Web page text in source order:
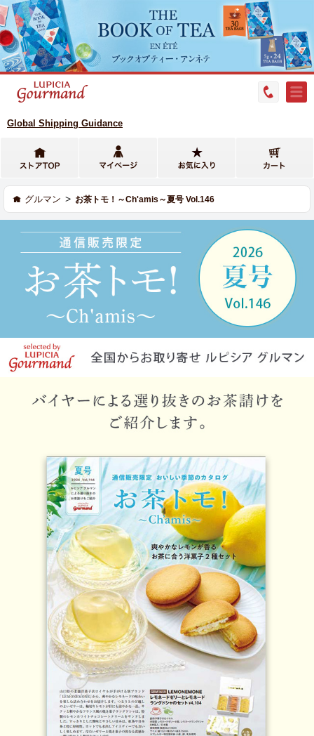
Global Shipping Guidance
グルマン > お茶トモ！～Ch'amis～夏号 Vol.146